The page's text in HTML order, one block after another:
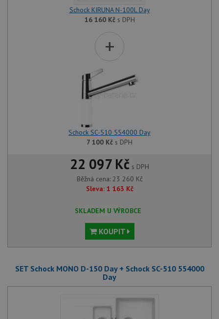
Schock KIRUNA N-100L Day
16 160 Kčs DPH
+
Schock SC-510 554000 Day
7 100 Kč s DPH
22 097 Kč s DPH
Běžná cena: 23 260 Kč
Sleva: 1 163 Kč
SKLADEM U VÝROBCE
KOUPIT
SET Schock MONO D-150 Day + Schock SC-510 554000
Day